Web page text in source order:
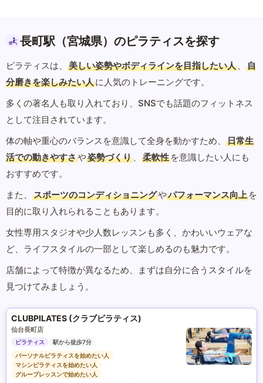
長町駅（宮城県）のピラティスを探す
ピラティスは、 美しい姿勢やボディラインを目指したい人 、
自
分磨きを楽しみたい人に人気のトレーニングです。
多くの著名人も取り入れており、SNSでも話題のフィットネス
として注目されています。
体の軸や重心のバランスを意識して全身を動かすため、
日常生
活での動きやすさや姿勢づくり 、 柔軟性 を意識したい人にも
おすすめです。
また、
スポーツのコンディショニングやパフォーマンス向上 を
目的に取り入れられることもあります。
女性専用スタジオや少人数レッスンも多く、かわいいウェアな
ど、ライフスタイルの一部として楽しめるのも魅力です。
店舗によって特徴が異なるため、まずは自分に合うスタイルを
見つけてみましょう。
CLUBPILATES (クラブピラティス)
仙台長町店
ピラティス
駅から徒歩7分
パーソナルピラティスを始めたい人
マシンピラティスを始めたい人
グループレッスンで始めたい人